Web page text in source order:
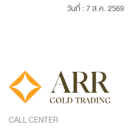
วันที่ : 7 ส.ค. 2569
CALL CENTER